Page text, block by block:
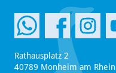
Rathausplatz 2
40789 Monheim am Rhein